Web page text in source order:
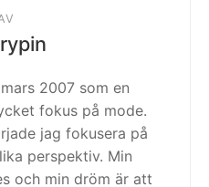
2007 som en
fokus på mode.
jag fokusera på
perspektiv. Min
och min dröm är att